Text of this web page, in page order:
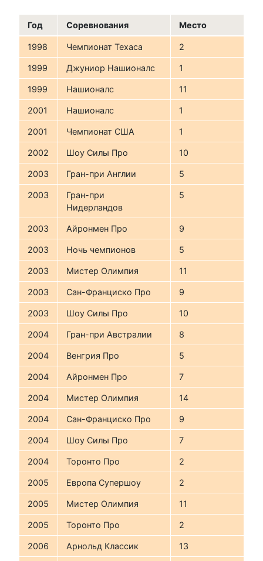
Год Соревнования Место
1998 Чемпионат Техаса 2
1999 Джуниор Нашионалс 1
1999 Нашионалс 11
2001 Нашионалс 1
2001 Чемпионат США 1
2002 Шоу Силы Про 10
2003 Гран-при Англии 5
2003
Гран-при
Нидерландов
5
2003 Айронмен Про 9
2003 Ночь чемпионов 5
2003 Мистер Олимпия 11
2003 Сан-Франциско Про 9
2003 Шоу Силы Про 10
2004 Гран-при Австралии 8
2004 Венгрия Про 5
2004 Айронмен Про 7
2004 Мистер Олимпия 14
2004 Сан-Франциско Про 9
2004 Шоу Силы Про 7
2004 Торонто Про 2
2005 Европа Супершоу 2
2005 Мистер Олимпия 11
2005 Торонто Про 2
2006 Арнольд Классик 13